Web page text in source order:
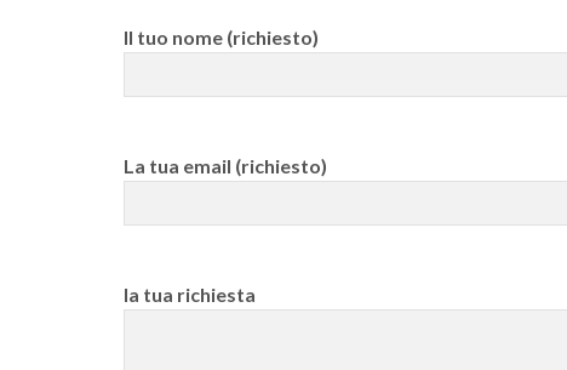
Il tuo nome (richiesto)
La tua email (richiesto)
la tua richiesta